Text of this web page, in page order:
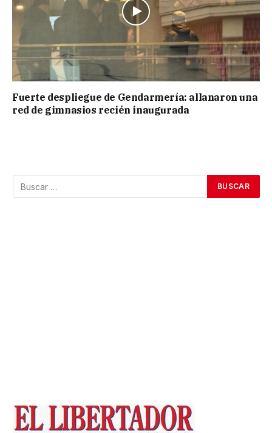
Fuerte despliegue de Gendarmería: allanaron una
red de gimnasios recién inaugurada